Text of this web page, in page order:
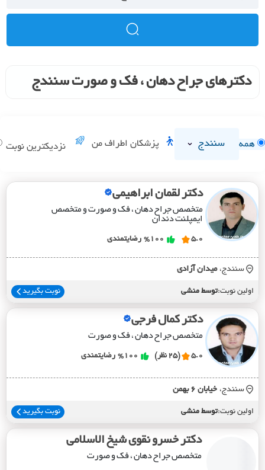
دکترهای جراح دهان ، فک و صورت سنندج
همه سنندج پزشکان اطراف من نزدیکترین نوبت
دکتر لقمان ابراهیمی
متخصص جراح دهان ، فک و صورت و متخصص
ایمپلنت دندان
5.0
%100 رضایتمندی
سنندج، ميدان آزادي
اولین نوبت:توسط منشی نوبت بگیرید
دکتر کمال فرجی
متخصص جراح دهان ، فک و صورت
5.0 (25 نظر) %100 رضایتمندی
سنندج، خيابان 6 بهمن
اولین نوبت:توسط منشی نوبت بگیرید
دکتر خسرو نقوی شیخ الاسلامی
متخصص جراح دهان ، فک و صورت